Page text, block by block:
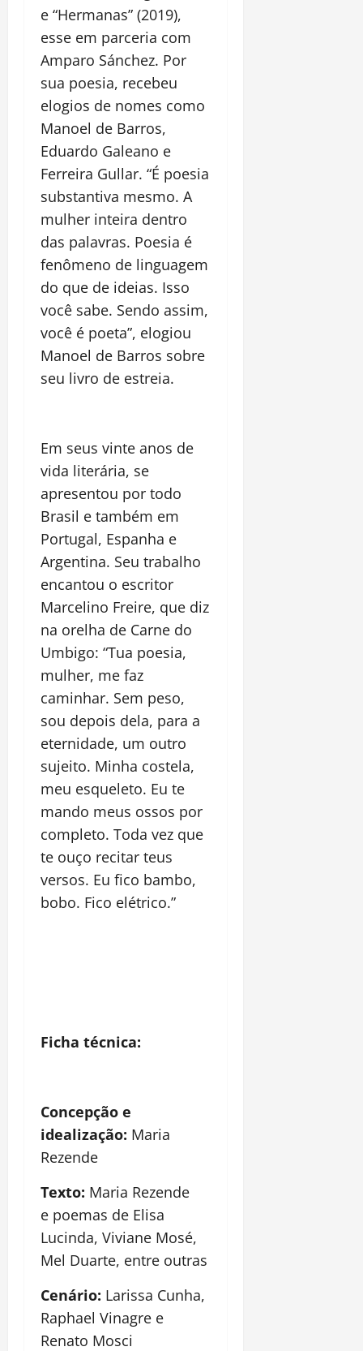
e “Hermanas” (2019),
esse em parceria com
Amparo Sánchez. Por
sua poesia, recebeu
elogios de nomes como
Manoel de Barros,
Eduardo Galeano e
Ferreira Gullar. “É poesia
substantiva mesmo. A
mulher inteira dentro
das palavras. Poesia é
fenômeno de linguagem
do que de ideias. Isso
você sabe. Sendo assim,
você é poeta”, elogiou
Manoel de Barros sobre
seu livro de estreia.
Em seus vinte anos de
vida literária, se
apresentou por todo
Brasil e também em
Portugal, Espanha e
Argentina. Seu trabalho
encantou o escritor
Marcelino Freire, que diz
na orelha de Carne do
Umbigo: “Tua poesia,
mulher, me faz
caminhar. Sem peso,
sou depois dela, para a
eternidade, um outro
sujeito. Minha costela,
meu esqueleto. Eu te
mando meus ossos por
completo. Toda vez que
te ouço recitar teus
versos. Eu fico bambo,
bobo. Fico elétrico.”
Ficha técnica:
Concepção e
idealização: Maria
Rezende
Texto: Maria Rezende
e poemas de Elisa
Lucinda, Viviane Mosé,
Mel Duarte, entre outras
Cenário: Larissa Cunha,
Raphael Vinagre e
Renato Mosci